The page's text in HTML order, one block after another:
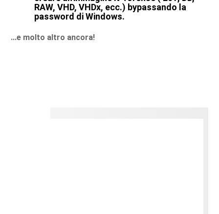
RAW, VHD, VHDx, ecc.) bypassando la
password di Windows.
...e molto altro ancora!